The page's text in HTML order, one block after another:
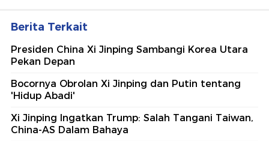
Berita Terkait
Presiden China Xi Jinping Sambangi Korea Utara
Pekan Depan
Bocornya Obrolan Xi Jinping dan Putin tentang
'Hidup Abadi'
Xi Jinping Ingatkan Trump: Salah Tangani Taiwan,
China-AS Dalam Bahaya